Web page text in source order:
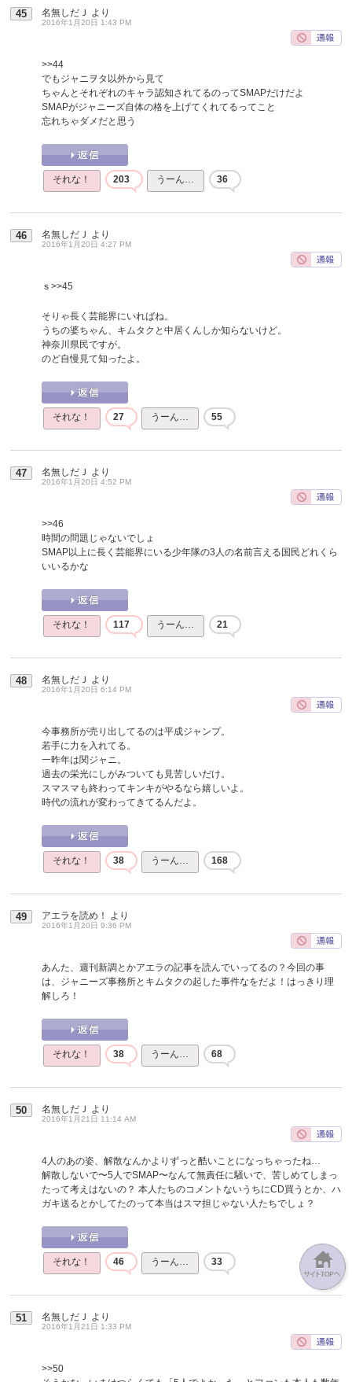
45 名無しだＪ より
2016年1月20日 1:43 PM
>>44
でもジャニヲタ以外から見て
ちゃんとそれぞれのキャラ認知されてるのってSMAPだけだよ
SMAPがジャニーズ自体の格を上げてくれてるってこと
忘れちゃダメだと思う
それな！ 203 うーん… 36
46 名無しだＪ より
2016年1月20日 4:27 PM
ｓ >>45
そりゃ長く芸能界にいればね。
うちの婆ちゃん、キムタクと中居くんしか知らないけど。
神奈川県民ですが。
のど自慢見て知ったよ。
それな！ 27 うーん… 55
47 名無しだＪ より
2016年1月20日 4:52 PM
>>46
時間の問題じゃないでしょ
SMAP以上に長く芸能界にいる少年隊の3人の名前言える国民どれくら
いいるかな
それな！ 117 うーん… 21
48 名無しだＪ より
2016年1月20日 6:14 PM
今事務所が売り出してるのは平成ジャンプ。
若手に力を入れてる。
一昨年は関ジャニ。
過去の栄光にしがみついても見苦しいだけ。
スマスマも終わってキンキがやるなら嬉しいよ。
時代の流れが変わってきてるんだよ。
それな！ 38 うーん… 168
49 アエラを読め！ より
2016年1月20日 9:36 PM
あんた、週刊新調とかアエラの記事を読んでいってるの？今回の事
は、ジャニーズ事務所とキムタクの起した事件なをだよ！はっきり理
解しろ！
それな！ 38 うーん… 68
50 名無しだＪ より
2016年1月21日 11:14 AM
4人のあの姿、解散なんかよりずっと酷いことになっちゃったね…
解散しないで〜5人でSMAP〜なんて無責任に騒いで、苦しめてしまっ
たって考えはないの？ 本人たちのコメントないうちにCD買うとか、ハ
ガキ送るとかしてたのって本当はスマ担じゃない人たちでしょ？
それな！ 46 うーん… 33
51 名無しだＪ より
2016年1月21日 1:33 PM
>>50